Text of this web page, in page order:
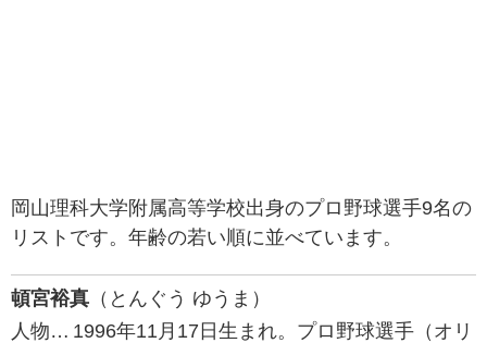
岡山理科大学附属高等学校出身のプロ野球選手9名の
リストです。年齢の若い順に並べています。
頓宮裕真 （とんぐう ゆうま）
人物… 1996年11月17日生まれ。プロ野球選手（オリ